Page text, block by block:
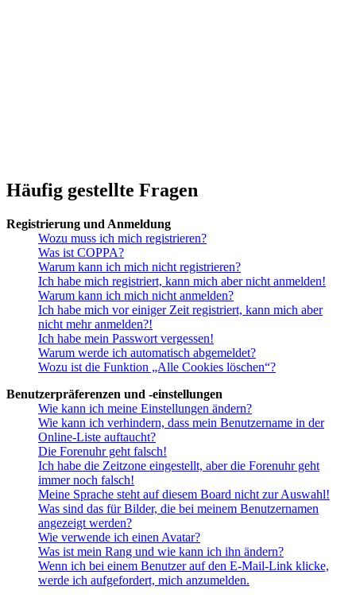
Häufig gestellte Fragen
Registrierung und Anmeldung
Wozu muss ich mich registrieren?
Was ist COPPA?
Warum kann ich mich nicht registrieren?
Ich habe mich registriert, kann mich aber nicht anmelden!
Warum kann ich mich nicht anmelden?
Ich habe mich vor einiger Zeit registriert, kann mich aber
nicht mehr anmelden?!
Ich habe mein Passwort vergessen!
Warum werde ich automatisch abgemeldet?
Wozu ist die Funktion „Alle Cookies löschen“?
Benutzerpräferenzen und -einstellungen
Wie kann ich meine Einstellungen ändern?
Wie kann ich verhindern, dass mein Benutzername in der
Online-Liste auftaucht?
Die Forenuhr geht falsch!
Ich habe die Zeitzone eingestellt, aber die Forenuhr geht
immer noch falsch!
Meine Sprache steht auf diesem Board nicht zur Auswahl!
Was sind das für Bilder, die bei meinem Benutzernamen
angezeigt werden?
Wie verwende ich einen Avatar?
Was ist mein Rang und wie kann ich ihn ändern?
Wenn ich bei einem Benutzer auf den E-Mail-Link klicke,
werde ich aufgefordert, mich anzumelden.